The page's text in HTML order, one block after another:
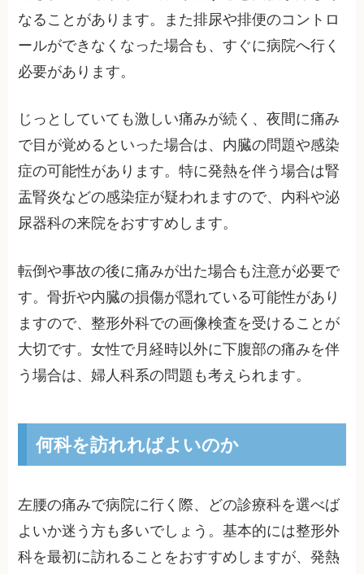
なることがあります。また排尿や排便のコントロ
ールができなくなった場合も、すぐに病院へ行く
必要があります。
じっとしていても激しい痛みが続く、夜間に痛み
で目が覚めるといった場合は、内臓の問題や感染
症の可能性があります。特に発熱を伴う場合は腎
盂腎炎などの感染症が疑われますので、内科や泌
尿器科の来院をおすすめします。
転倒や事故の後に痛みが出た場合も注意が必要で
す。骨折や内臓の損傷が隠れている可能性があり
ますので、整形外科での画像検査を受けることが
大切です。女性で月経時以外に下腹部の痛みを伴
う場合は、婦人科系の問題も考えられます。
何科を訪れればよいのか
左腰の痛みで病院に行く際、どの診療科を選べば
よいか迷う方も多いでしょう。基本的には整形外
科を最初に訪れることをおすすめしますが、発熱